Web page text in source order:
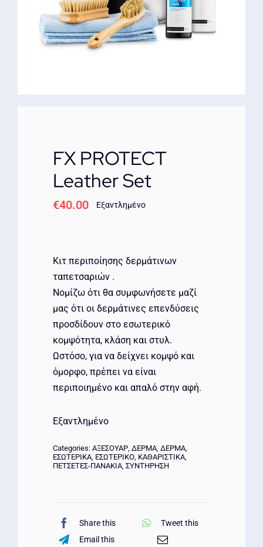
ΕΠΙΚΟΙΝΩΝΙΑ
FX PROTECT
Leather Set
€40.00 Εξαντλημένο
Κιτ περιποίησης δερμάτινων
ταπετσαριών .
Νομίζω ότι θα συμφωνήσετε μαζί
μας ότι οι δερμάτινες επενδύσεις
προσδίδουν στο εσωτερικό
κομψότητα, κλάση και στυλ.
Ωστόσο, για να δείχνει κομψό και
όμορφο, πρέπει να είναι
περιποιημένο και απαλό στην αφή.
Εξαντλημένο
Categories: ΑΞΕΣΟΥΑΡ, ΔΕΡΜΑ, ΔΕΡΜΑ,
ΕΣΩΤΕΡΙΚΑ, ΕΣΩΤΕΡΙΚΟ, ΚΑΘΑΡΙΣΤΙΚΑ,
ΠΕΤΣΕΤΕΣ-ΠΑΝΑΚΙΑ, ΣΥΝΤΗΡΗΣΗ
Share this
Tweet this
Email this